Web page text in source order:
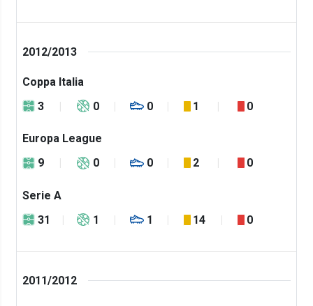
2012/2013
Coppa Italia
3
0 0 1 0
Europa League
9
0 0 2 0
Serie A
31
1 1 14 0
2011/2012